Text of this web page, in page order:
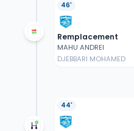
46'
Remplacement
MAHU ANDREI
DJEBBARI MOHAMED
44'